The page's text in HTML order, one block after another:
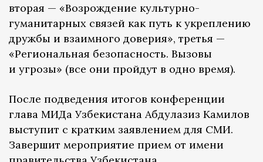
вторая — «Возрождение культурно-
гуманитарных связей как путь к укреплению
дружбы и взаимного доверия», третья —
«Региональная безопасность. Вызовы
и угрозы» (все они пройдут в одно время).
После подведения итогов конференции
глава МИДа Узбекистана Абдулазиз Камилов
выступит с кратким заявлением для СМИ.
Завершит мероприятие прием от имени